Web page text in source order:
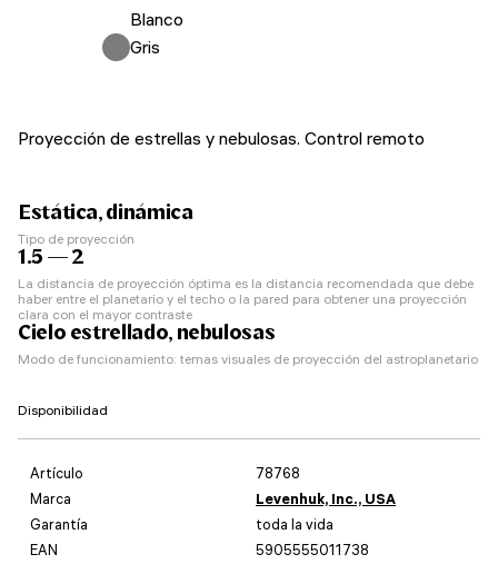
Blanco
Gris
Proyección de estrellas y nebulosas. Control remoto
Estática, dinámica
Tipo de proyección
1.5 — 2
La distancia de proyección óptima es la distancia recomendada que debe
haber entre el planetario y el techo o la pared para obtener una proyección
clara con el mayor contraste
Cielo estrellado, nebulosas
Modo de funcionamiento: temas visuales de proyección del astroplanetario
Disponibilidad
Artículo
78768
Marca
Levenhuk, Inc., USA
Garantía
toda la vida
EAN
5905555011738